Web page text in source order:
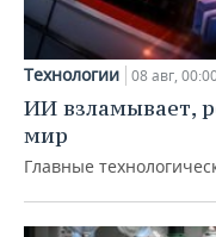
Технологии 08 авг,
ИИ взламывает,
мир
Главные